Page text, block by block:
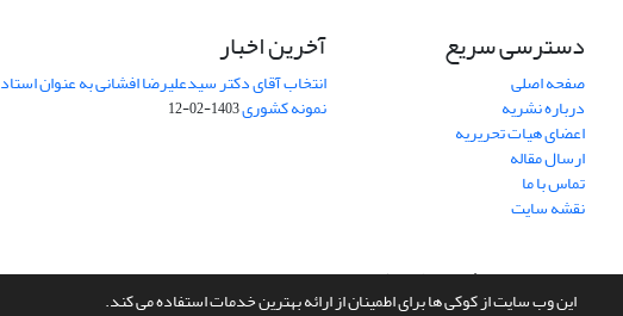
این وب سایت از کوکی ها برای اطمینان از ارائه بهترین خدمات استفاده می کند.
دسترسی سریع
صفحه اصلی
درباره نشریه
اعضای هیات تحریریه
ارسال مقاله
تماس با ما
نقشه سایت
آخرین اخبار
انتخاب آقای دکتر سیدعلیرضا افشانی به عنوان استاد
نمونه کشوری1403-02-12
سامانه مدیریت نشریات علمی.طراحی و پیاده سازی ازسیناوب